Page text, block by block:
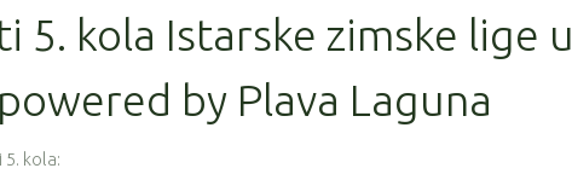
5. kola Istarske zimske lige u
by Plava Laguna
5. kola: